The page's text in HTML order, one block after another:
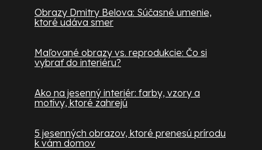
Obrazy Dmitry Belova: Súčasné umenie,
ktoré udáva smer
Maľované obrazy vs. reprodukcie: Čo si
vybrať do interiéru?
Ako na jesenný interiér: farby, vzory a
motívy, ktoré zahrejú
5 jesenných obrazov, ktoré prenesú prírodu
k vám domov